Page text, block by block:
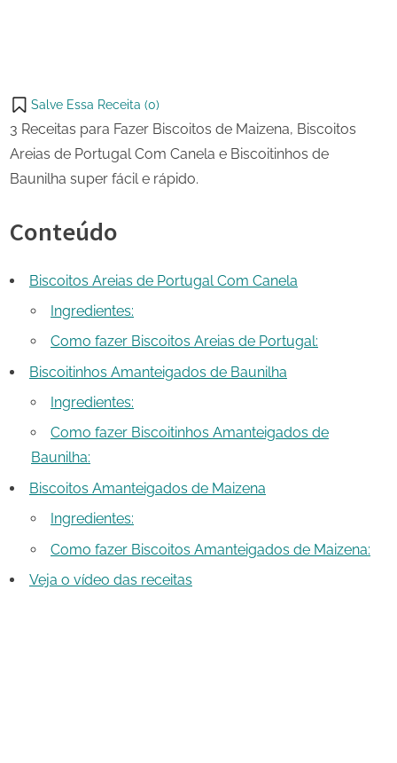
on
X
Salve Essa Receita (0)
3 Receitas para Fazer Biscoitos de Maizena, Biscoitos
Areias de Portugal Com Canela e Biscoitinhos de
Baunilha super fácil e rápido.
Conteúdo
Biscoitos Areias de Portugal Com Canela
Ingredientes:
Como fazer Biscoitos Areias de Portugal:
Biscoitinhos Amanteigados de Baunilha
Ingredientes:
Como fazer Biscoitinhos Amanteigados de
Baunilha:
Biscoitos Amanteigados de Maizena
Ingredientes:
Como fazer Biscoitos Amanteigados de Maizena:
Veja o vídeo das receitas